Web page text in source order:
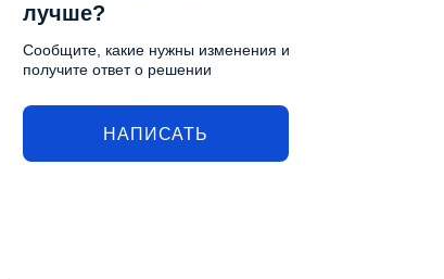
лучше?
Сообщите, какие нужны изменения и
получите ответ о решении
НАПИСАТЬ